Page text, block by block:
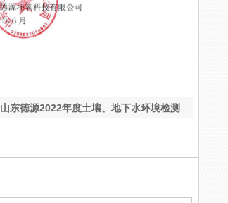
山东德源2022年度土壤、地下水环境检测